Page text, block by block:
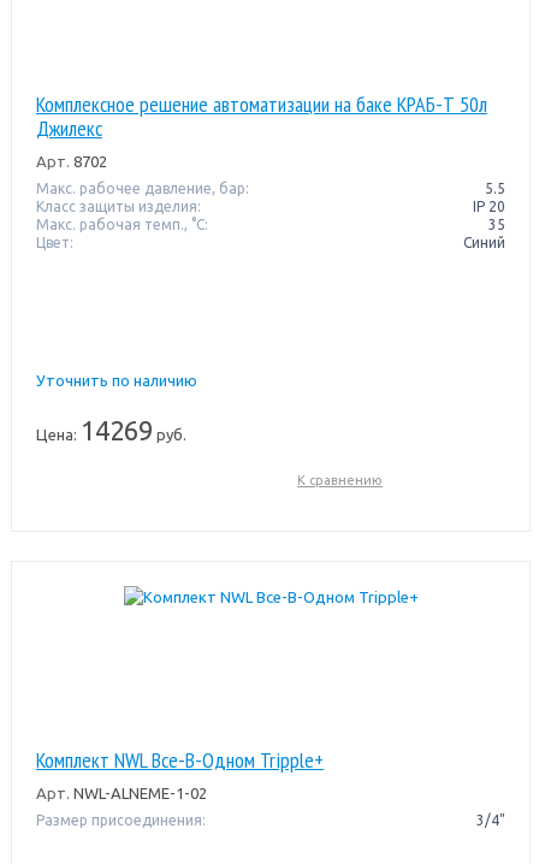
Комплексное решение автоматизации на баке КРАБ-Т 50л
Джилекс
Арт. 8702
Макс. рабочее давление, бар:
5.5
Класс защиты изделия:
IP 20
Макс. рабочая темп., °С:
35
Цвет:
Синий
Уточнить по наличию
Цена: 14269 руб.
К сравнению
Комплект NWL Все-В-Одном Tripple+
Арт. NWL-ALNEME-1-02
Размер присоединения: 3/4"